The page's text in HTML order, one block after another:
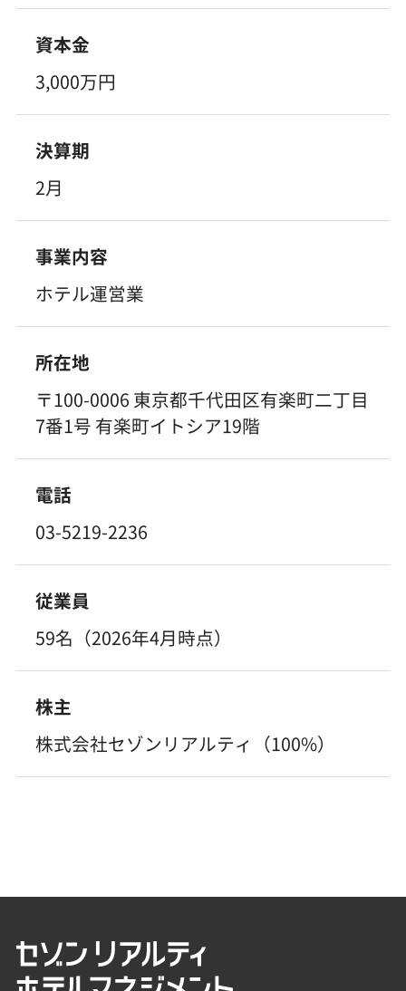
資本金
3,000万円
決算期
2月
事業内容
ホテル運営業
所在地
〒100-0006 東京都千代田区有楽町二丁目
7番1号 有楽町イトシア19階
電話
03-5219-2236
従業員
59名（2026年4月時点）
株主
株式会社セゾンリアルティ（100%）